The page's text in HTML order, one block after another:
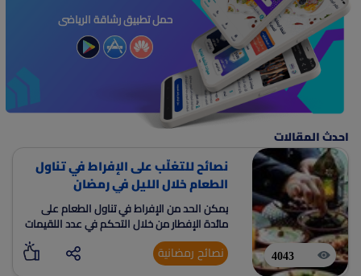
حمل تطبيق رشاقة الرياضى
احدث المقالات
4043
نصائح للتغلّب على الإفراط في تناول
الطعام خلال الليل في رمضان
يمكن الحد من الإفراط في تناول الطعام على
مائدة الإفطار من خلال التحكم في عدد اللقيمات
الأولى
نصائح رمضانية